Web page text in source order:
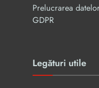
Prelucrarea
GDPR
Legături utile